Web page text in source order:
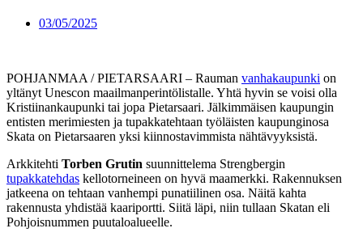
03/05/2025
POHJANMAA / PIETARSAARI – Rauman vanhakaupunki on
yltänyt Unescon maailmanperintölistalle. Yhtä hyvin se voisi olla
Kristiinankaupunki tai jopa Pietarsaari. Jälkimmäisen kaupungin
entisten merimiesten ja tupakkatehtaan työläisten kaupunginosa
Skata on Pietarsaaren yksi kiinnostavimmista nähtävyyksistä.
Arkkitehti Torben Grutin suunnittelema Strengbergin
tupakkatehdas kellotorneineen on hyvä maamerkki. Rakennuksen
jatkeena on tehtaan vanhempi punatiilinen osa. Näitä kahta
rakennusta yhdistää kaariportti. Siitä läpi, niin tullaan Skatan eli
Pohjoisnummen puutaloalueelle.